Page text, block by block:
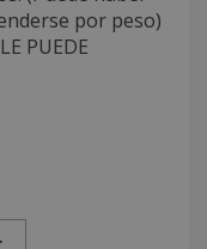
por peso)
PUEDE